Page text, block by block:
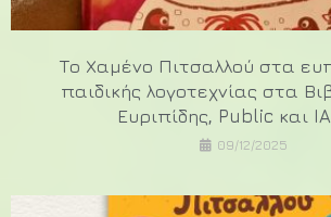
Το Χαμένο Πιτσαλλού στα
παιδικής λογοτεχνίας στα
Ευριπίδης, Public και
09/12/2025